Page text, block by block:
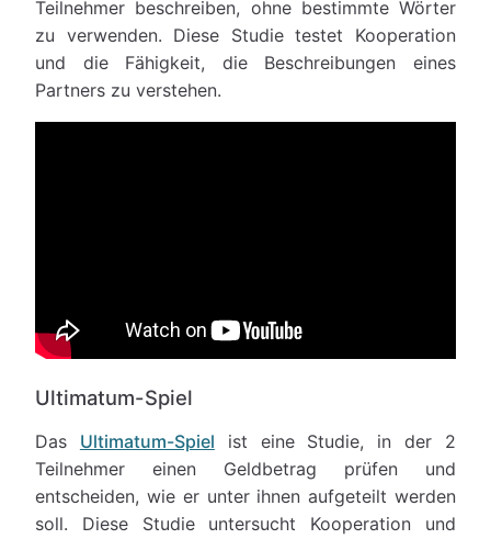
Teilnehmer beschreiben, ohne bestimmte Wörter
zu verwenden. Diese Studie testet Kooperation
und die Fähigkeit, die Beschreibungen eines
Partners zu verstehen.
Ultimatum-Spiel
Das Ultimatum-Spiel ist eine Studie, in der 2
Teilnehmer einen Geldbetrag prüfen und
entscheiden, wie er unter ihnen aufgeteilt werden
soll. Diese Studie untersucht Kooperation und